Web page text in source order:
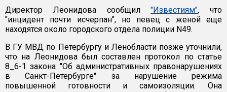
Директор Леонидова сообщил"Известиям", что
"инцидент почти исчерпан", но певец с женой еще
находятся около городского отдела полиции N49.
В ГУ МВД по Петербургу и Ленобласти позже уточнили,
что на Леонидова был составлен протокол по статье
8_6-1 закона "Об административных правонарушениях
в Санкт-Петербурге" за нарушение режима
повышенной готовности и самоизоляции. Она